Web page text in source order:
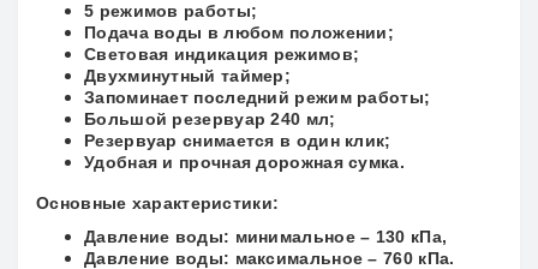
5 режимов работы;
Подача воды в любом положении;
Световая индикация режимов;
Двухминутный таймер;
Запоминает последний режим работы;
Большой резервуар 240 мл;
Резервуар снимается в один клик;
Удобная и прочная дорожная сумка.
Основные характеристики:
Давление воды: минимальное – 130 кПа,
Давление воды: максимальное – 760 кПа.